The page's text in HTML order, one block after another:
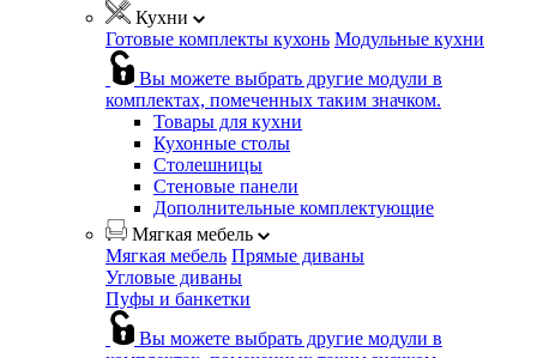
Кухни
Готовые комплекты кухонь Модульные кухни
Вы можете выбрать другие модули в
комплектах, помеченных таким значком.
Товары для кухни
Кухонные столы
Столешницы
Стеновые панели
Дополнительные комплектующие
Мягкая мебель
Мягкая мебель Прямые диваны
Угловые диваны
Пуфы и банкетки
Вы можете выбрать другие модули в